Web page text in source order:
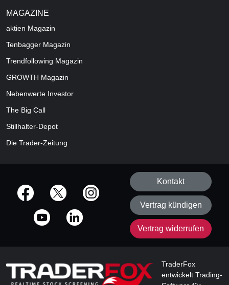
MAGAZINE
aktien Magazin
Tenbagger Magazin
Trendfollowing Magazin
GROWTH Magazin
Nebenwerte Investor
The Big Call
Stillhalter-Depot
Die Trader-Zeitung
offizielle Social Media-Accounts
Kontakt
Vertrag kündigen
Vertrag widerrufen
TraderFox
entwickelt Trading-